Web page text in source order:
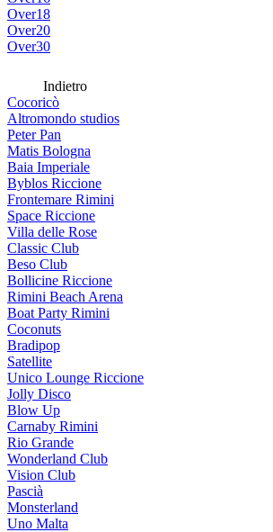
Over18
Over20
Over30
Indietro
Cocoricò
Altromondo studios
Peter Pan
Matis Bologna
Baia Imperiale
Byblos Riccione
Frontemare Rimini
Space Riccione
Villa delle Rose
Classic Club
Beso Club
Bollicine Riccione
Rimini Beach Arena
Boat Party Rimini
Coconuts
Bradipop
Satellite
Unico Lounge Riccione
Jolly Disco
Blow Up
Carnaby Rimini
Rio Grande
Wonderland Club
Vision Club
Pascià
Monsterland
Uno Malta